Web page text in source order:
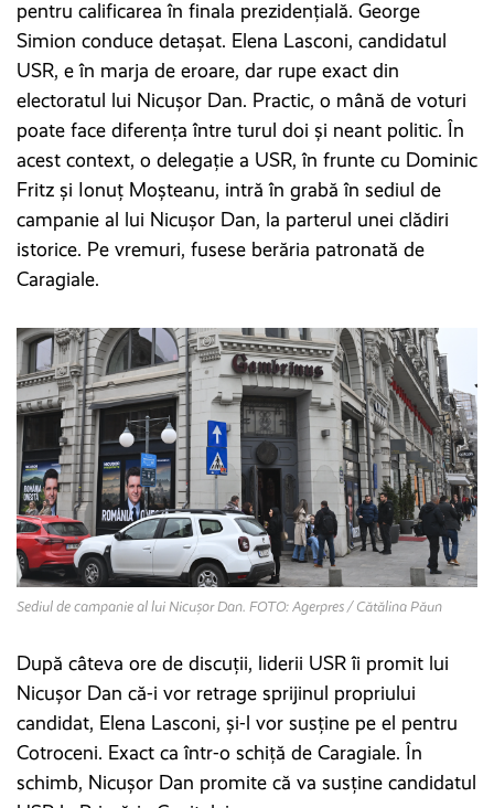
pentru calificarea în finala prezidențială. George
Simion conduce detașat. Elena Lasconi, candidatul
USR, e în marja de eroare, dar rupe exact din
electoratul lui Nicușor Dan. Practic, o mână de voturi
poate face diferența între turul doi și neant politic. În
acest context, o delegație a USR, în frunte cu Dominic
Fritz și Ionuț Moșteanu, intră în grabă în sediul de
campanie al lui Nicușor Dan, la parterul unei clădiri
istorice. Pe vremuri, fusese berăria patronată de
Caragiale.
Sediul de campanie al lui Nicușor Dan. FOTO: Agerpres / Cătălina Păun
După câteva ore de discuții, liderii USR îi promit lui
Nicușor Dan că-i vor retrage sprijinul propriului
candidat, Elena Lasconi, și-l vor susține pe el pentru
Cotroceni. Exact ca într-o schiță de Caragiale. În
schimb, Nicușor Dan promite că va susține candidatul